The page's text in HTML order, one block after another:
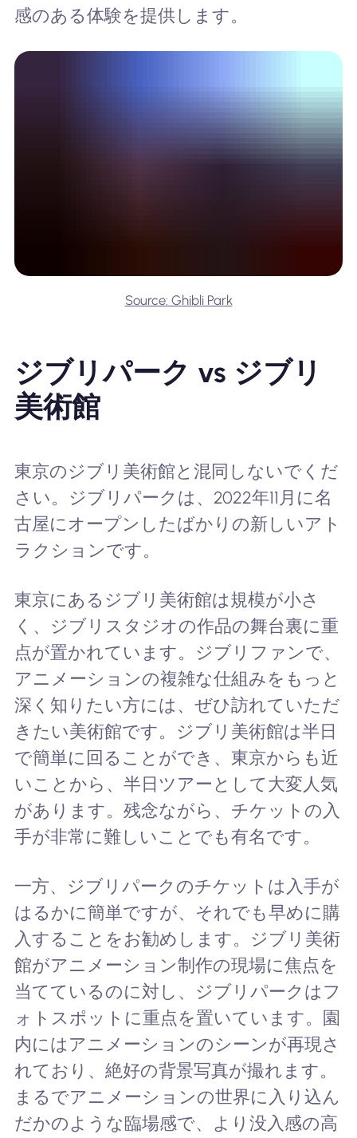
感のある体験を提供します。
Source: Ghibli Park
ジブリパーク vs ジブリ
美術館
東京のジブリ美術館と混同しないでくだ
さい。ジブリパークは、2022年11月に名
古屋にオープンしたばかりの新しいアト
ラクションです。
東京にあるジブリ美術館は規模が小さ
く、ジブリスタジオの作品の舞台裏に重
点が置かれています。ジブリファンで、
アニメーションの複雑な仕組みをもっと
深く知りたい方には、ぜひ訪れていただ
きたい美術館です。ジブリ美術館は半日
で簡単に回ることができ、東京からも近
いことから、半日ツアーとして大変人気
があります。残念ながら、チケットの入
手が非常に難しいことでも有名です。
一方、ジブリパークのチケットは入手が
はるかに簡単ですが、それでも早めに購
入することをお勧めします。ジブリ美術
館がアニメーション制作の現場に焦点を
当てているのに対し、ジブリパークはフ
ォトスポットに重点を置いています。園
内にはアニメーションのシーンが再現さ
れており、絶好の背景写真が撮れます。
まるでアニメーションの世界に入り込ん
だかのような臨場感で、より没入感の高